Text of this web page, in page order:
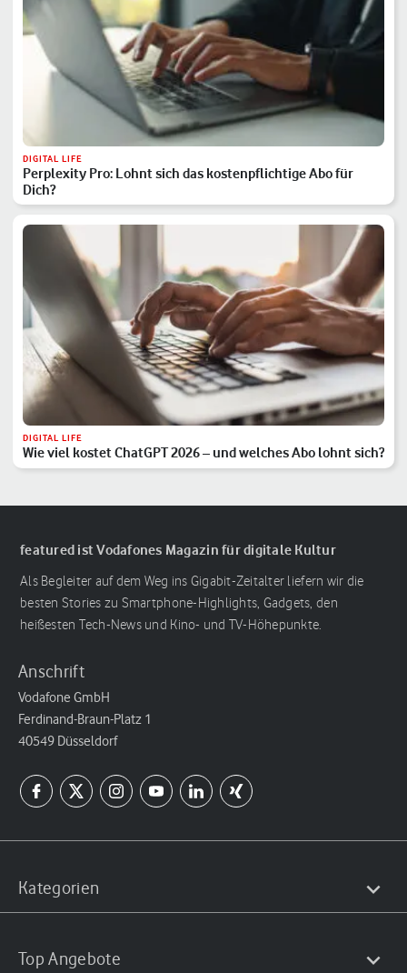
DIGITAL LIFE
Perplexity Pro: Lohnt sich das kostenpflichtige Abo für
Dich?
DIGITAL LIFE
Wie viel kostet ChatGPT 2026 – und welches Abo lohnt sich?
featured ist Vodafones Magazin für digitale Kultur
Als Begleiter auf dem Weg ins Gigabit-Zeitalter liefern wir die
besten Stories zu Smartphone-Highlights, Gadgets, den
heißesten Tech-News und Kino- und TV-Höhepunkte.
Anschrift
Vodafone GmbH
Ferdinand-Braun-Platz 1
40549 Düsseldorf
Kategorien
Top Angebote